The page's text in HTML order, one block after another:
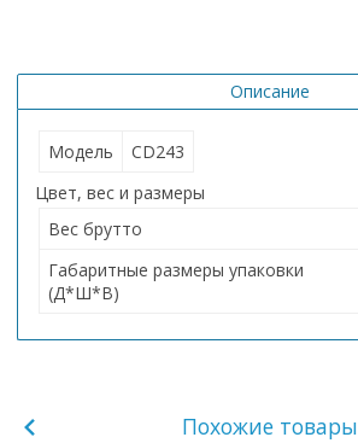
Описание
Модель
CD243
Цвет, вес и размеры
Вес брутто
Габаритные размеры упаковки
(Д*Ш*В)
Похожие товары